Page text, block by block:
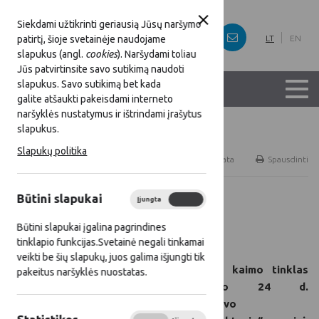
Siekdami užtikrinti geriausią Jūsų naršymo
patirtį, šioje svetainėje naudojame
slapukus (angl. cookies). Naršydami toliau
Jūs patvirtinsite savo sutikimą naudoti
slapukus. Savo sutikimą bet kada
galite atšaukti pakeisdami interneto
naršyklės nustatymus ir ištrindami įrašytus
slapukus.
Slapukų politika
Būtini slapukai Įjungta
Būtini slapukai įgalina pagrindines
tinklapio funkcijas.Svetainė negali tinkamai
veikti be šių slapukų, juos galima išjungti tik
pakeitus naršyklės nuostatas.
LT EN
Titulinis
Spausdinti
Naujienų prenumerata
Visos naujienos
2025 04 24
Lietuvos kaimo tinklas
balandžio 24 d.
organizavo